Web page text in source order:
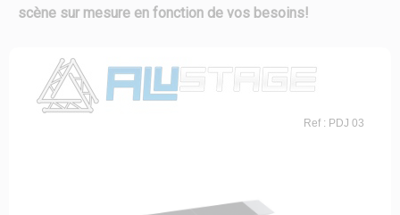
scène sur mesure en fonction de vos besoins!
Ref : PDJ 03